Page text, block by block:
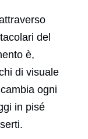
del
è,
di visuale
ogni
in pisé